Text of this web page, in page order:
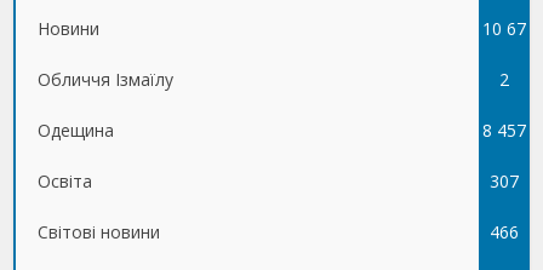
Новини 10 67
5
Обличчя Ізмаїлу 2
Одещина 8 457
Освіта 307
Світові новини 466